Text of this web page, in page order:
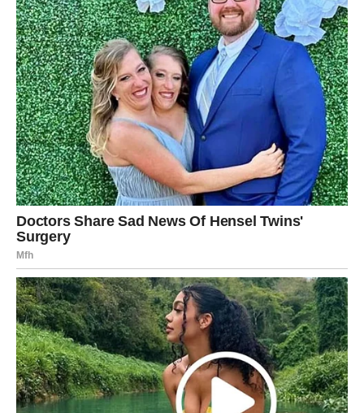
I iako će vam trebati vreme da se naviknete na novi
osećaj, ubrzo shvatate da steslobodniji nego ikada.
KAKO DA SE LAV NAJBOLJE
POSTAVI U OVOM PERIODU?
Ne reagujte iz povređenog ponosa
Ne dokazujte se onima koji vas ne vide
Birajte dostojanstvo umesto drame
Dozvolite sebi da budete ranjivi
Ovo je period u kome Lav uči da je prava veličina u miru,
a ne u borbi.